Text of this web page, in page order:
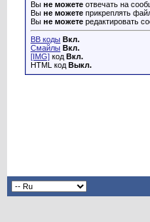
Вы не можете отвечать на
Вы не можете прикреплять
Вы не можете редактировать
BB коды Вкл.
Смайлы Вкл.
[IMG] код Вкл.
HTML код Выкл.